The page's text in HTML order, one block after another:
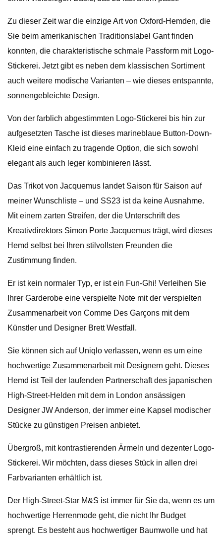
Zu dieser Zeit war die einzige Art von Oxford-Hemden, die
Sie beim amerikanischen Traditionslabel Gant finden
konnten, die charakteristische schmale Passform mit Logo-
Stickerei. Jetzt gibt es neben dem klassischen Sortiment
auch weitere modische Varianten – wie dieses entspannte,
sonnengebleichte Design.
Von der farblich abgestimmten Logo-Stickerei bis hin zur
aufgesetzten Tasche ist dieses marineblaue Button-Down-
Kleid eine einfach zu tragende Option, die sich sowohl
elegant als auch leger kombinieren lässt.
Das Trikot von Jacquemus landet Saison für Saison auf
meiner Wunschliste – und SS23 ist da keine Ausnahme.
Mit einem zarten Streifen, der die Unterschrift des
Kreativdirektors Simon Porte Jacquemus trägt, wird dieses
Hemd selbst bei Ihren stilvollsten Freunden die
Zustimmung finden.
Er ist kein normaler Typ, er ist ein Fun-Ghi! Verleihen Sie
Ihrer Garderobe eine verspielte Note mit der verspielten
Zusammenarbeit von Comme Des Garçons mit dem
Künstler und Designer Brett Westfall.
Sie können sich auf Uniqlo verlassen, wenn es um eine
hochwertige Zusammenarbeit mit Designern geht. Dieses
Hemd ist Teil der laufenden Partnerschaft des japanischen
High-Street-Helden mit dem in London ansässigen
Designer JW Anderson, der immer eine Kapsel modischer
Stücke zu günstigen Preisen anbietet.
Übergroß, mit kontrastierenden Ärmeln und dezenter Logo-
Stickerei. Wir möchten, dass dieses Stück in allen drei
Farbvarianten erhältlich ist.
Der High-Street-Star M&S ist immer für Sie da, wenn es um
hochwertige Herrenmode geht, die nicht Ihr Budget
sprengt. Es besteht aus hochwertiger Baumwolle und hat